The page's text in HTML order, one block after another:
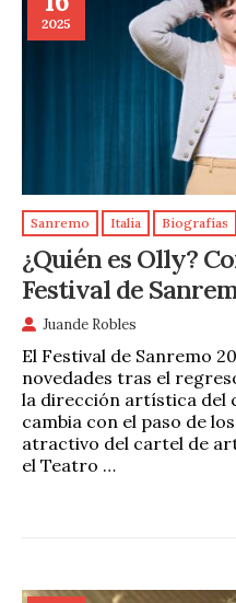
2025
Sanremo Italia Biografías
¿Quién es Olly?
Festival de
Juande Robles
El Festival de Sanremo
novedades tras el
la dirección artística del
cambia con el paso de
atractivo del cartel de
el Teatro …